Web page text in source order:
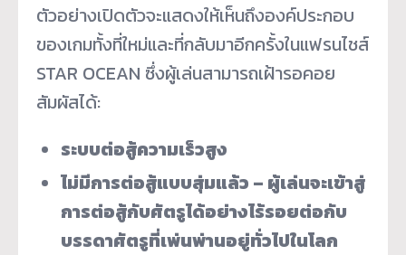
ตัวอย่างเปิดตัวจะแสดงให้เห็นถึงองค์ประกอบ
ของเกมทั้งที่ใหม่และที่กลับมาอีกครั้งในแฟรนไชส์
STAR OCEAN ซึ่งผู้เล่นสามารถเฝ้ารอคอย
สัมผัสได้:
ระบบต่อสู้ความเร็วสูง
ไม่มีการต่อสู้แบบสุ่มแล้ว – ผู้เล่นจะเข้าสู่
การต่อสู้กับศัตรูได้อย่างไร้รอยต่อกับ
บรรดาศัตรูที่เพ่นพ่านอยู่ทั่วไปในโลก